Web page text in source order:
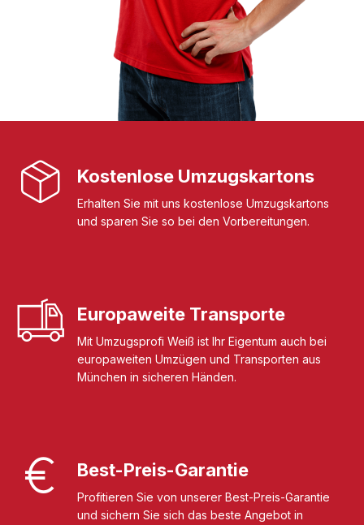
Kostenlose Umzugskartons
Erhalten Sie mit uns kostenlose Umzugskartons
und sparen Sie so bei den Vorbereitungen.
Europaweite Transporte
Mit Umzugsprofi Weiß ist Ihr Eigentum auch bei
europaweiten Umzügen und Transporten aus
München in sicheren Händen.
Best-Preis-Garantie
Profitieren Sie von unserer Best-Preis-Garantie
und sichern Sie sich das beste Angebot in